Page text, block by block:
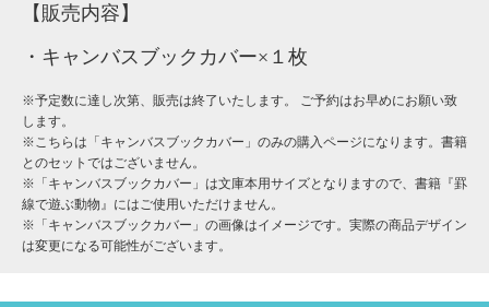
【販売内容】
・キャンバスブックカバー×１枚
※予定数に達し次第、販売は終了いたします。 ご予約はお早めにお願い致
します。
※こちらは「キャンバスブックカバー」のみの購入ページになります。書籍
とのセットではございません。
※「キャンバスブックカバー」は文庫本用サイズとなりますので、書籍『罫
線で遊ぶ動物』にはご使用いただけません。
※「キャンバスブックカバー」の画像はイメージです。実際の商品デザイン
は変更になる可能性がございます。